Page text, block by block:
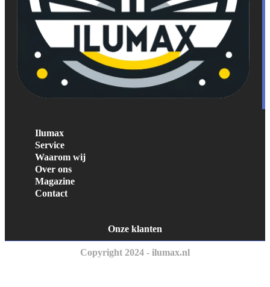
Ilumax
Service
Waarom wij
Over ons
Magazine
Contact
Onze klanten
Copyright 2024 - ilumax.nl